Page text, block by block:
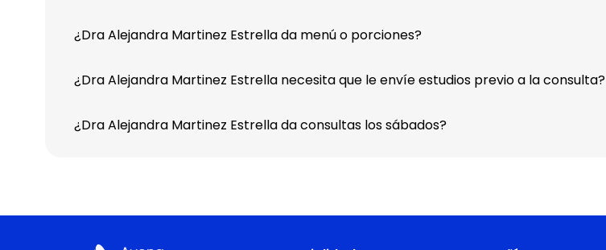
¿Dra Alejandra Martinez Estrella da menú o porciones?
¿Dra Alejandra Martinez Estrella necesita que le envíe estudios previo a la consulta?
¿Dra Alejandra Martinez Estrella da consultas los sábados?